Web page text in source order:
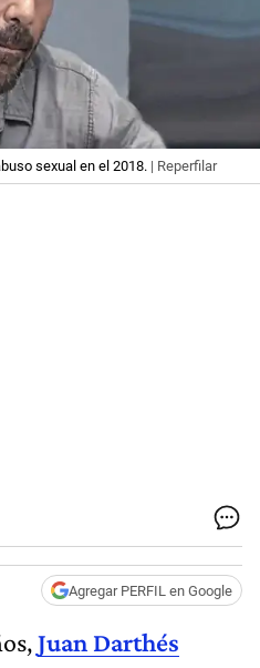
sexual en el 2018. | Reperfilar
Agregar PERFIL en Google
Juan Darthés